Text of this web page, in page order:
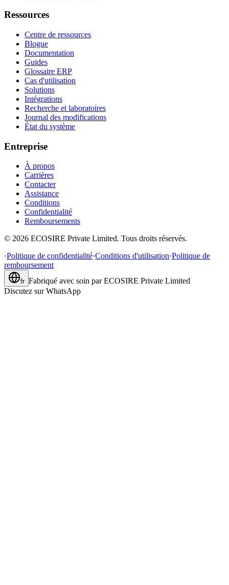
Ressources
Centre de ressources
Blogue
Documentation
Guides
Glossaire ERP
Cas d'utilisation
Solutions
Intégrations
Recherche et laboratoires
Journal des modifications
État du système
Entreprise
À propos
Carrières
Contacter
Assistance
Conditions
Confidentialité
Remboursements
© 2026 ECOSIRE Private Limited. Tous droits réservés.
·Politique de confidentialité·Conditions d'utilisation·Politique de
remboursement
fr Fabriqué avec soin par ECOSIRE Private Limited
Discutez sur WhatsApp